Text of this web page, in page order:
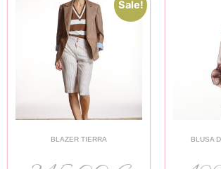
Sale!
BLAZER TIERRA BLUSA